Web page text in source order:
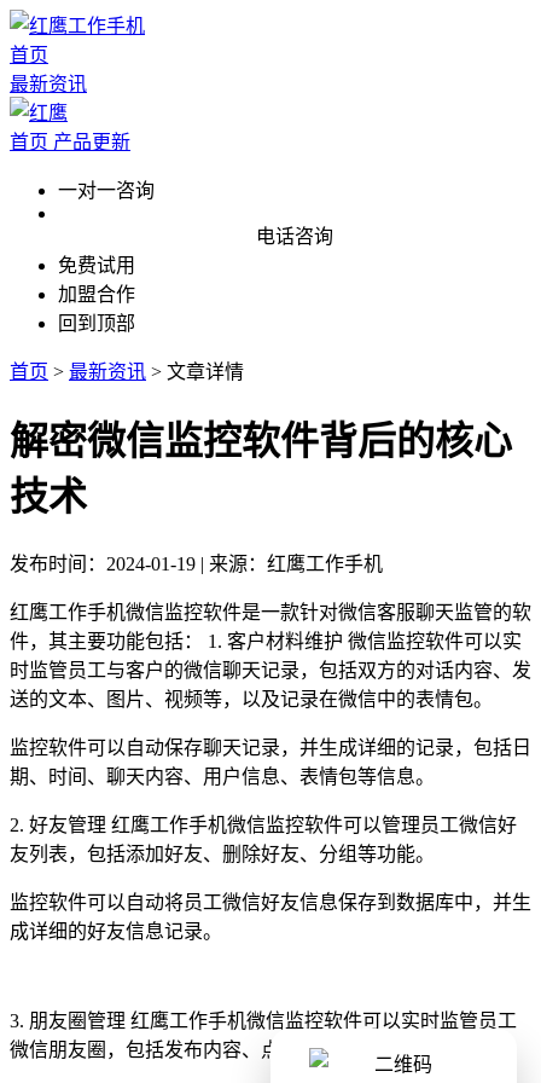
首页
最新资讯
首页 产品更新
一对一咨询
电话咨询
免费试用
加盟合作
回到顶部
首页 > 最新资讯 > 文章详情
解密微信监控软件背后的核心
技术
发布时间：2024-01-19 | 来源：红鹰工作手机
红鹰工作手机微信监控软件是一款针对微信客服聊天监管的软
件，其主要功能包括： 1. 客户材料维护 微信监控软件可以实
时监管员工与客户的微信聊天记录，包括双方的对话内容、发
送的文本、图片、视频等，以及记录在微信中的表情包。
监控软件可以自动保存聊天记录，并生成详细的记录，包括日
期、时间、聊天内容、用户信息、表情包等信息。
2. 好友管理 红鹰工作手机微信监控软件可以管理员工微信好
友列表，包括添加好友、删除好友、分组等功能。
监控软件可以自动将员工微信好友信息保存到数据库中，并生
成详细的好友信息记录。
3. 朋友圈管理 红鹰工作手机微信监控软件可以实时监管员工
微信朋友圈，包括发布内容、点赞、评论、删除等功能。